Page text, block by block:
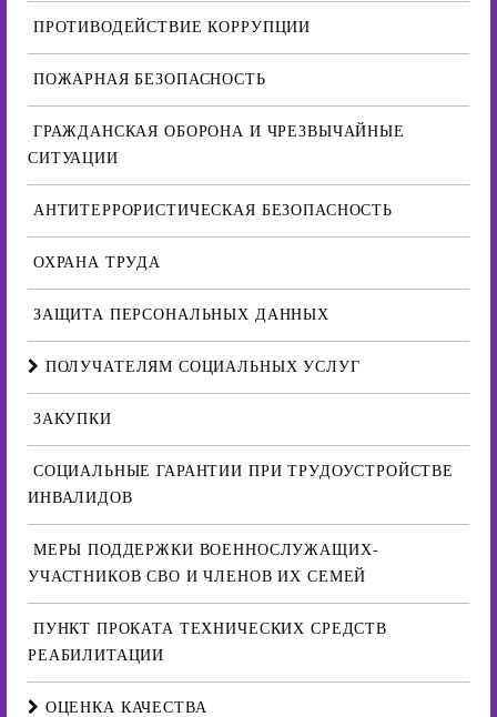
ПРОТИВОДЕЙСТВИЕ КОРРУПЦИИ
ПОЖАРНАЯ БЕЗОПАСНОСТЬ
ГРАЖДАНСКАЯ ОБОРОНА И ЧРЕЗВЫЧАЙНЫЕ
СИТУАЦИИ
АНТИТЕРРОРИСТИЧЕСКАЯ БЕЗОПАСНОСТЬ
ОХРАНА ТРУДА
ЗАЩИТА ПЕРСОНАЛЬНЫХ ДАННЫХ
ПОЛУЧАТЕЛЯМ СОЦИАЛЬНЫХ УСЛУГ
ЗАКУПКИ
СОЦИАЛЬНЫЕ ГАРАНТИИ ПРИ ТРУДОУСТРОЙСТВЕ
ИНВАЛИДОВ
МЕРЫ ПОДДЕРЖКИ ВОЕННОСЛУЖАЩИХ-
УЧАСТНИКОВ СВО И ЧЛЕНОВ ИХ СЕМЕЙ
ПУНКТ ПРОКАТА ТЕХНИЧЕСКИХ СРЕДСТВ
РЕАБИЛИТАЦИИ
ОЦЕНКА КАЧЕСТВА